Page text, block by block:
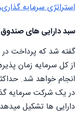
استراتژی سرمایه
سبد دارایی های
انجام خواهد شد.
در یک شرکت سرمایه
دارایی ها تشکیل